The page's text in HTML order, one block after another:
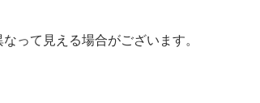
って見える場合がございます。